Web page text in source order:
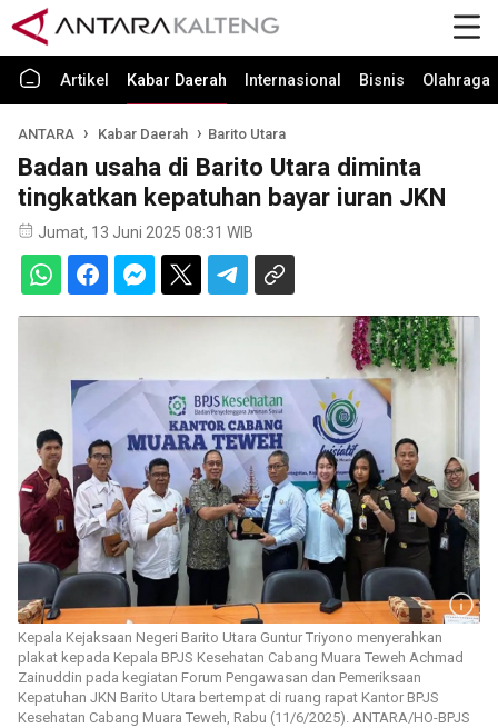
Artikel Kabar Daerah Internasional Bisnis Olahraga
ANTARA Kabar Daerah Barito Utara
Badan usaha di Barito Utara diminta
tingkatkan kepatuhan bayar iuran JKN
Jumat, 13 Juni 2025 08:31 WIB
Kepala Kejaksaan Negeri Barito Utara Guntur Triyono menyerahkan
plakat kepada Kepala BPJS Kesehatan Cabang Muara Teweh Achmad
Zainuddin pada kegiatan Forum Pengawasan dan Pemeriksaan
Kepatuhan JKN Barito Utara bertempat di ruang rapat Kantor BPJS
Kesehatan Cabang Muara Teweh, Rabu (11/6/2025). ANTARA/HO-BPJS